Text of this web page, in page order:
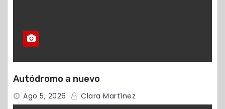
Autódromo a nuevo
Ago 5, 2026 Clara Martínez